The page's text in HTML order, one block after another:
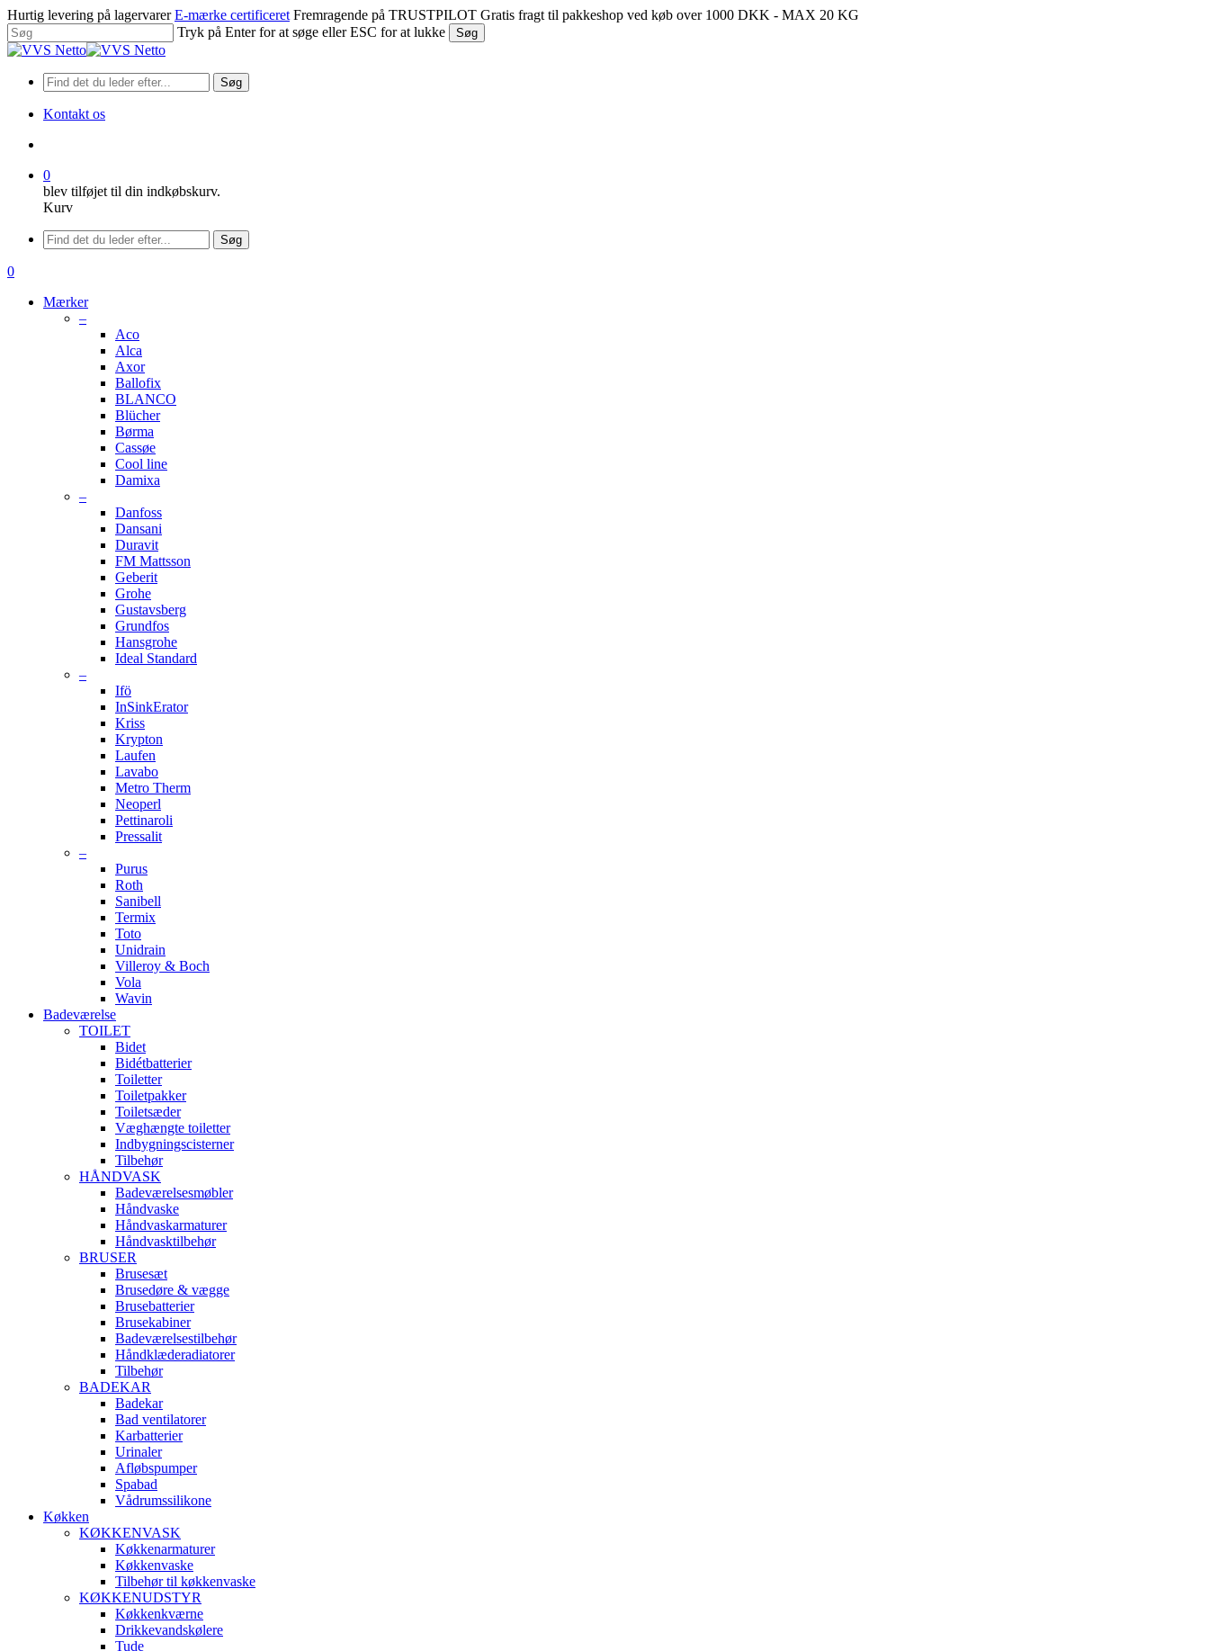
Spring
til
hovedindhold
Hurtig levering på lagervarer E-mærke certificeret Fremragende på TRUSTPILOT Gratis fragt til pakkeshop ved køb over 1000 DKK - MAX 20 KG
Tryk på Enter for at søge eller ESC for at lukke
Søg
Luk
Søg
Kontakt os
0
blev tilføjet til din indkøbskurv.
Kurv
Menu
Søg
søge
0
Mærker
–
Aco
Alca
Axor
Ballofix
BLANCO
Blücher
Børma
Cassøe
Cool line
Damixa
–
Danfoss
Dansani
Duravit
FM Mattsson
Geberit
Grohe
Gustavsberg
Grundfos
Hansgrohe
Ideal Standard
–
Ifö
InSinkErator
Kriss
Krypton
Laufen
Lavabo
Metro Therm
Neoperl
Pettinaroli
Pressalit
–
Purus
Roth
Sanibell
Termix
Toto
Unidrain
Villeroy & Boch
Vola
Wavin
Badeværelse
TOILET
Bidet
Bidétbatterier
Toiletter
Toiletpakker
Toiletsæder
Væghængte toiletter
Indbygningscisterner
Tilbehør
HÅNDVASK
Badeværelsesmøbler
Håndvaske
Håndvaskarmaturer
Håndvasktilbehør
BRUSER
Brusesæt
Brusedøre & vægge
Brusebatterier
Brusekabiner
Badeværelsestilbehør
Håndklæderadiatorer
Tilbehør
BADEKAR
Badekar
Bad ventilatorer
Karbatterier
Urinaler
Afløbspumper
Spabad
Vådrumssilikone
Køkken
KØKKENVASK
Køkkenarmaturer
Køkkenvaske
Tilbehør til køkkenvaske
KØKKENUDSTYR
Køkkenkværne
Drikkevandskølere
Tude